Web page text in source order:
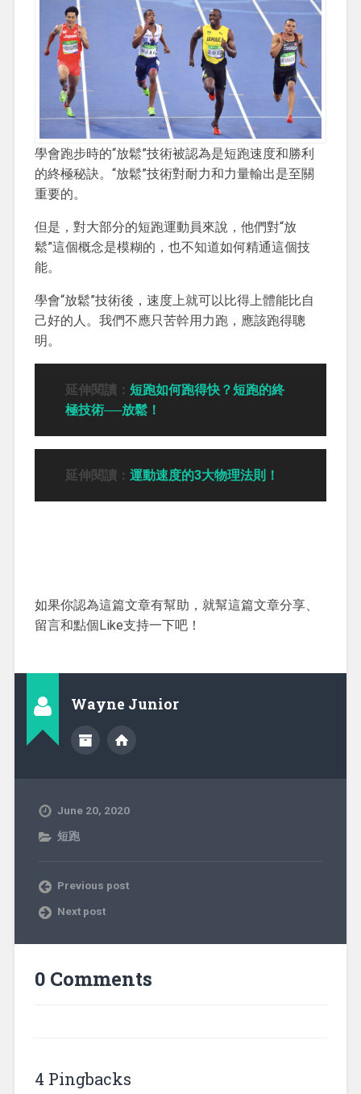
學會跑步時的“放鬆”技術被認為是短跑速度和勝利
的終極秘訣。“放鬆”技術對耐力和力量輸出是至關
重要的。
但是，對大部分的短跑運動員來說，他們對“放
鬆”這個概念是模糊的，也不知道如何精通這個技
能。
學會“放鬆”技術後，速度上就可以比得上體能比自
己好的人。我們不應只苦幹用力跑，應該跑得聰
明。
延伸閱讀： 短跑如何跑得快？短跑的終
極技術──放鬆！
延伸閱讀： 運動速度的3大物理法則！
如果你認為這篇文章有幫助，就幫這篇文章分享、
留言和點個Like支持一下吧！
Wayne Junior
June 20, 2020
短跑
Previous post
Next post
0 Comments
4 Pingbacks